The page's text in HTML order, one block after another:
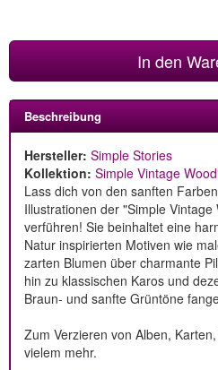
In den
Beschreibung
Hersteller: Simple Stories
Kollektion: Simple Vintage
Lass dich von den sanften
Illustrationen der "Simple Vintage
verführen! Sie beinhaltet eine
Natur inspirierten Motiven wie
zarten Blumen über charmante
hin zu klassischen Karos und
Braun- und sanfte Grüntöne
Zum Verzieren von Alben,
vielem mehr.